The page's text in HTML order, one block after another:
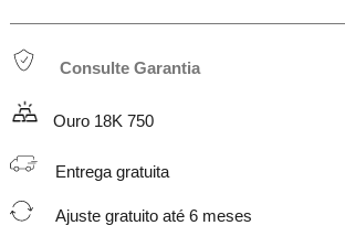
Consulte Garantia
Ouro 18K 750
Entrega gratuita
Ajuste gratuito até 6 meses